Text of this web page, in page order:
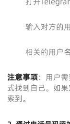
输入对方的
相关的用户
注意事项：用户
式找到自己。如
索到。